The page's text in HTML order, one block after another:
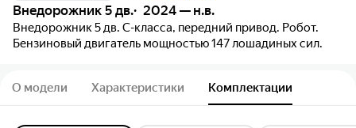
Внедорожник 5 дв. 2024 — н.в.
Внедорожник 5 дв. C-класса, передний привод. Робот.
Бензиновый двигатель мощностью 147 лошадиных сил.
О модели Характеристики Комплектации